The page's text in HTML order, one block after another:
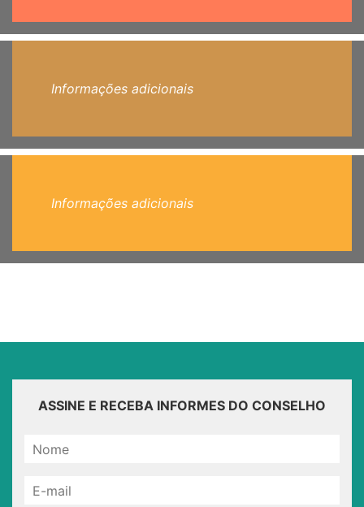
Informações adicionais
Informações adicionais
ASSINE E RECEBA INFORMES DO CONSELHO